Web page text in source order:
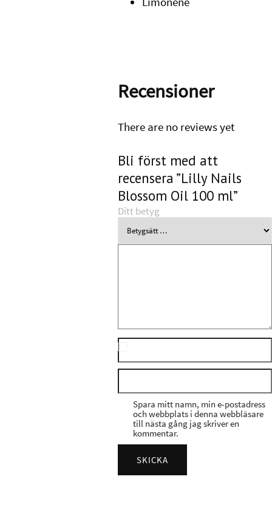
Recensioner
There are no reviews yet
Bli först med att
recensera ”Lilly Nails
Blossom Oil 100 ml”
Ditt betyg
Spara mitt namn, min e-postadress
och webbplats i denna webbläsare
till nästa gång jag skriver en
kommentar.